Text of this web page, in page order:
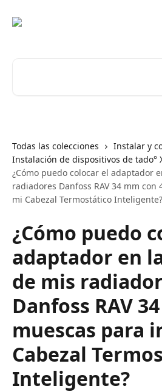
Todas las colecciones
Instalar y
Instalación de dispositivos de tado°
¿Cómo puedo colocar el adaptador
radiadores Danfoss RAV 34 mm
mi Cabezal Termostático Inteligente?
¿Cómo puedo
adaptador en
de mis
Danfoss RAV
muescas para
Cabezal
Inteligente?